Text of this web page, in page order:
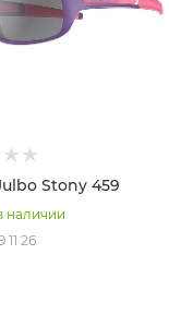
Stony 459
наличии
11 26